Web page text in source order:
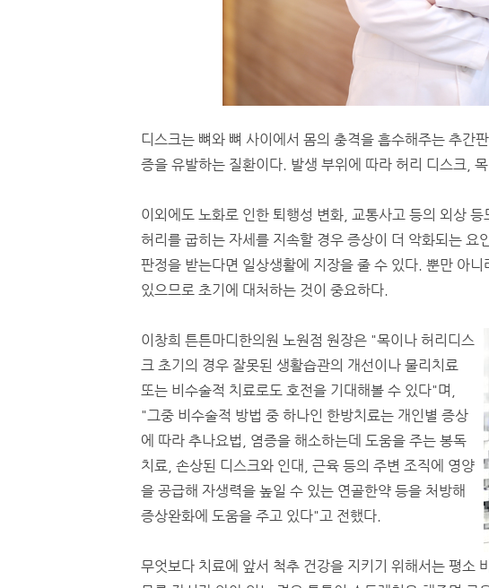
디스크는 뼈와 뼈 사이에서 몸의 충격을 흡수해주는 추간
증을 유발하는 질환이다. 발생 부위에 따라 허리 디스크,
이외에도 노화로 인한 퇴행성 변화, 교통사고 등의 외상
허리를 굽히는 자세를 지속할 경우 증상이 더 악화되는 요
판정을 받는다면 일상생활에 지장을 줄 수 있다. 뿐만 아
있으므로 초기에 대처하는 것이 중요하다.
이창희 튼튼마디한의원 노원점 원장은 "목이나 허리디스
크 초기의 경우 잘못된 생활습관의 개선이나 물리치료
또는 비수술적 치료로도 호전을 기대해볼 수 있다"며,
"그중 비수술적 방법 중 하나인 한방치료는 개인별 증상
에 따라 추나요법, 염증을 해소하는데 도움을 주는 봉독
치료, 손상된 디스크와 인대, 근육 등의 주변 조직에 영양
을 공급해 자생력을 높일 수 있는 연골한약 등을 처방해
증상완화에 도움을 주고 있다"고 전했다.
무엇보다 치료에 앞서 척추 건강을 지키기 위해서는 평소